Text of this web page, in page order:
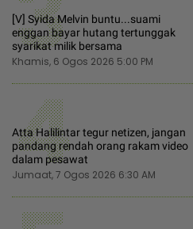
[V] Syida Melvin buntu...suami
enggan bayar hutang tertunggak
syarikat milik bersama
Khamis, 6 Ogos 2026 5:00 PM
4
Atta Halilintar tegur netizen, jangan
pandang rendah orang rakam video
dalam pesawat
Jumaat, 7 Ogos 2026 6:30 AM